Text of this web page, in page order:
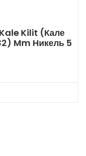
Kilit (Кале
Mm Никель 5